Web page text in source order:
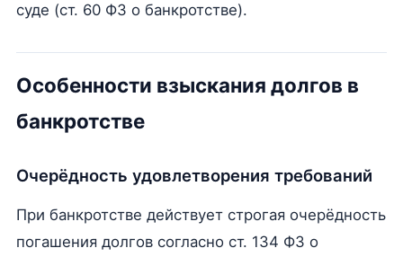
суде (ст. 60 ФЗ о банкротстве).
Особенности взыскания долгов в
банкротстве
Очерёдность удовлетворения требований
При банкротстве действует строгая очерёдность
погашения долгов согласно ст. 134 ФЗ о